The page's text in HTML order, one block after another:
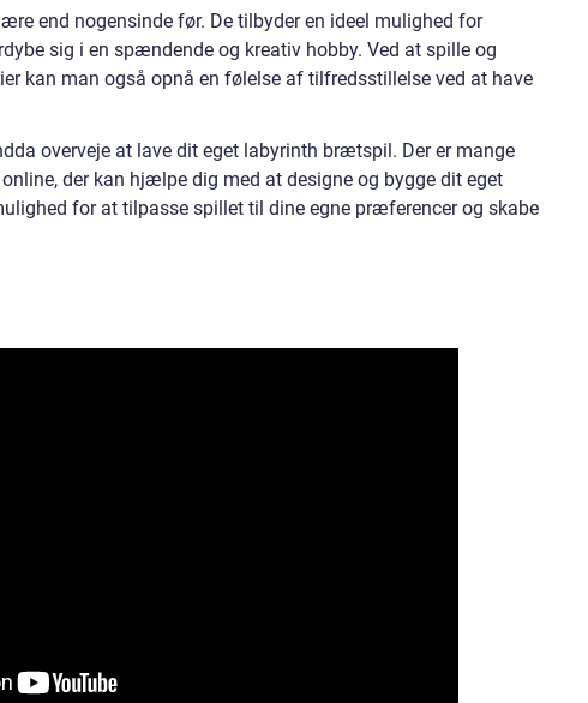
end nogensinde før. De tilbyder en ideel mulighed for
sig i en spændende og kreativ hobby. Ved at spille og
kan man også opnå en følelse af tilfredsstillelse ved at have
overveje at lave dit eget labyrinth brætspil. Der er mange
der kan hjælpe dig med at designe og bygge dit eget
for at tilpasse spillet til dine egne præferencer og skabe